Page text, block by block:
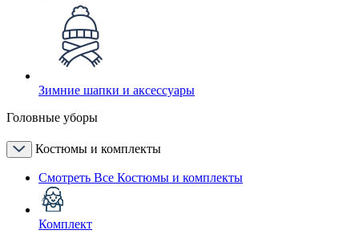
Зимние шапки и аксессуары
Головные уборы
Костюмы и комплекты
Смотреть Все Костюмы и комплекты
Комплект